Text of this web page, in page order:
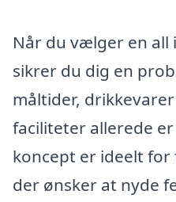
Når du vælger en all
sikrer du dig en
måltider,
faciliteter allerede
koncept er ideelt for
der ønsker at nyde